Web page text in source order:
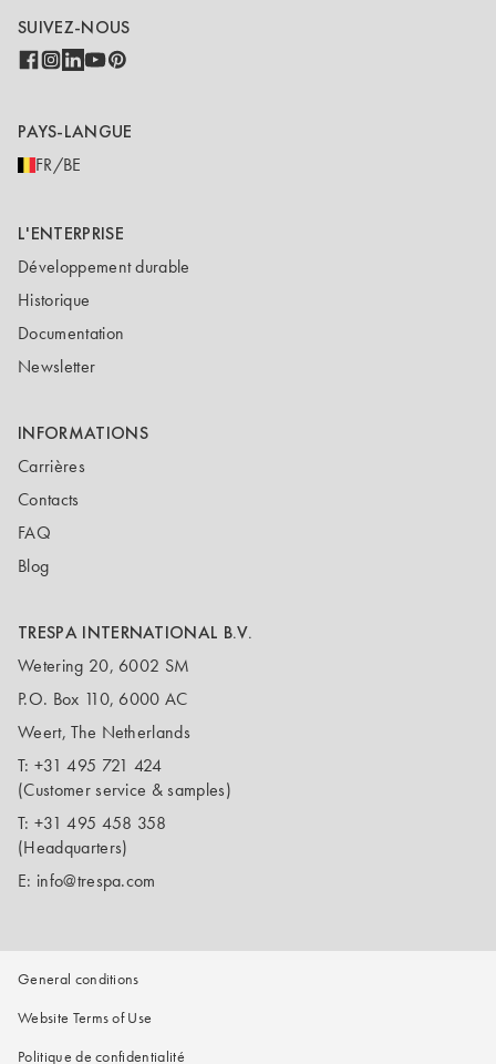
SUIVEZ-NOUS
PAYS-LANGUE
FR/BE
L'ENTERPRISE
Développement durable
Historique
Documentation
Newsletter
INFORMATIONS
Carrières
Contacts
FAQ
Blog
TRESPA INTERNATIONAL B.V.
Wetering 20, 6002 SM
P.O. Box 110, 6000 AC
Weert, The Netherlands
T: +31 495 721 424
(Customer service & samples)
T: +31 495 458 358
(Headquarters)
E: info@trespa.com
General conditions
Website Terms of Use
Politique de confidentialité